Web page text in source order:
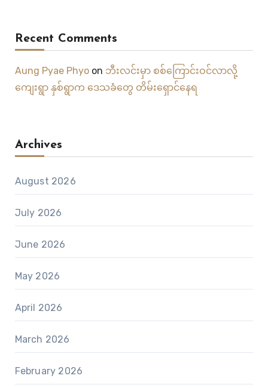
Recent Comments
Aung Pyae Phyoon ဘီးလင်းမှာ စစ်ကြောင်းဝင်လာလို့
ကျေးရွာ နှစ်ရွာက ဒေသခံတွေ တိမ်းရှောင်နေရ
Archives
August 2026
July 2026
June 2026
May 2026
April 2026
March 2026
February 2026